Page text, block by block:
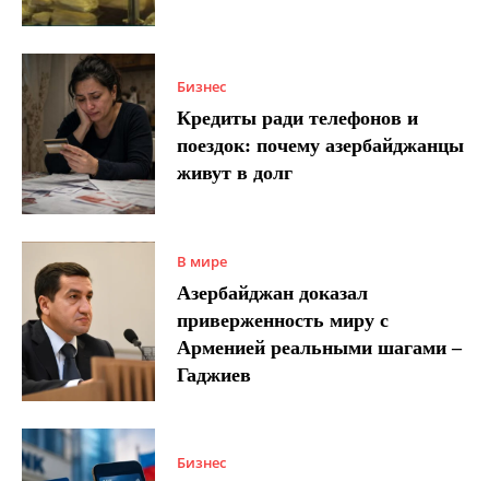
Бизнес
Кредиты ради телефонов и
поездок: почему азербайджанцы
живут в долг
В мире
Азербайджан доказал
приверженность миру с
Арменией реальными шагами –
Гаджиев
Бизнес